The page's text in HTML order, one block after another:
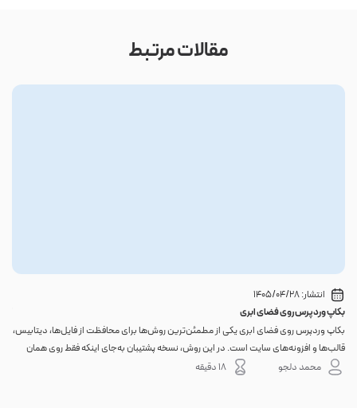
مقالات مرتبط
انتشار:1405/04/28
بکاپ وردپرس روی فضای ابری
بکاپ وردپرس روی فضای ابری یکی از مطمئن‌ترین روش‌ها برای محافظت از فایل‌ها، دیتابیس،
قالب‌ها و افزونه‌های سایت است. در این روش، نسخه پشتیبان به‌جای اینکه فقط روی همان
هاست اصلی باقی بماند، به یک فضای جداگانه منتقل می‌شود؛ بنابراین خرابی سرور، هک
محمد دلجو 18 دقیقه